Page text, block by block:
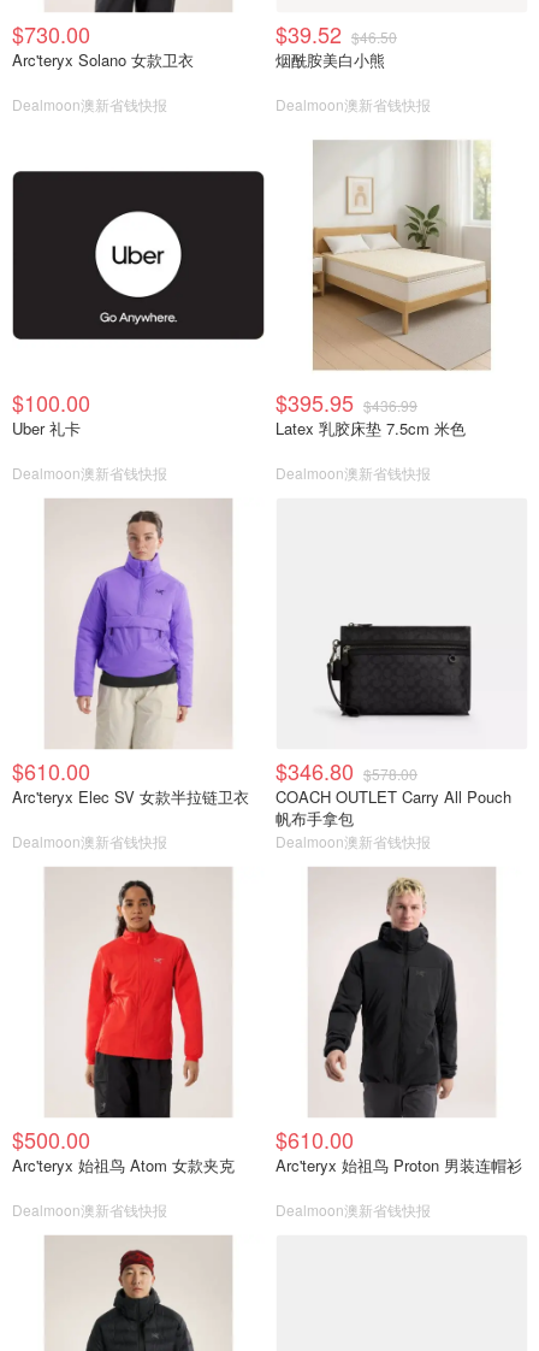
$730.00
Arc'teryx Solano 女款卫衣
Dealmoon澳新省钱快报
$39.52 $46.50
烟酰胺美白小熊
Dealmoon澳新省钱快报
$100.00
Uber 礼卡
Dealmoon澳新省钱快报
$395.95 $436.99
Latex 乳胶床垫 7.5cm 米色
Dealmoon澳新省钱快报
$610.00
Arc'teryx Elec SV 女款半拉链卫衣
Dealmoon澳新省钱快报
$346.80 $578.00
COACH OUTLET Carry All Pouch
帆布手拿包
Dealmoon澳新省钱快报
$500.00
Arc'teryx 始祖鸟 Atom 女款夹克
Dealmoon澳新省钱快报
$610.00
Arc'teryx 始祖鸟 Proton 男装连帽衫
Dealmoon澳新省钱快报